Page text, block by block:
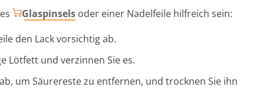
Glaspinsels oder einer Nadelfeile hilfreich sein:
den Lack vorsichtig ab.
Lötfett und verzinnen Sie es.
um Säurereste zu entfernen, und trocknen Sie ihn